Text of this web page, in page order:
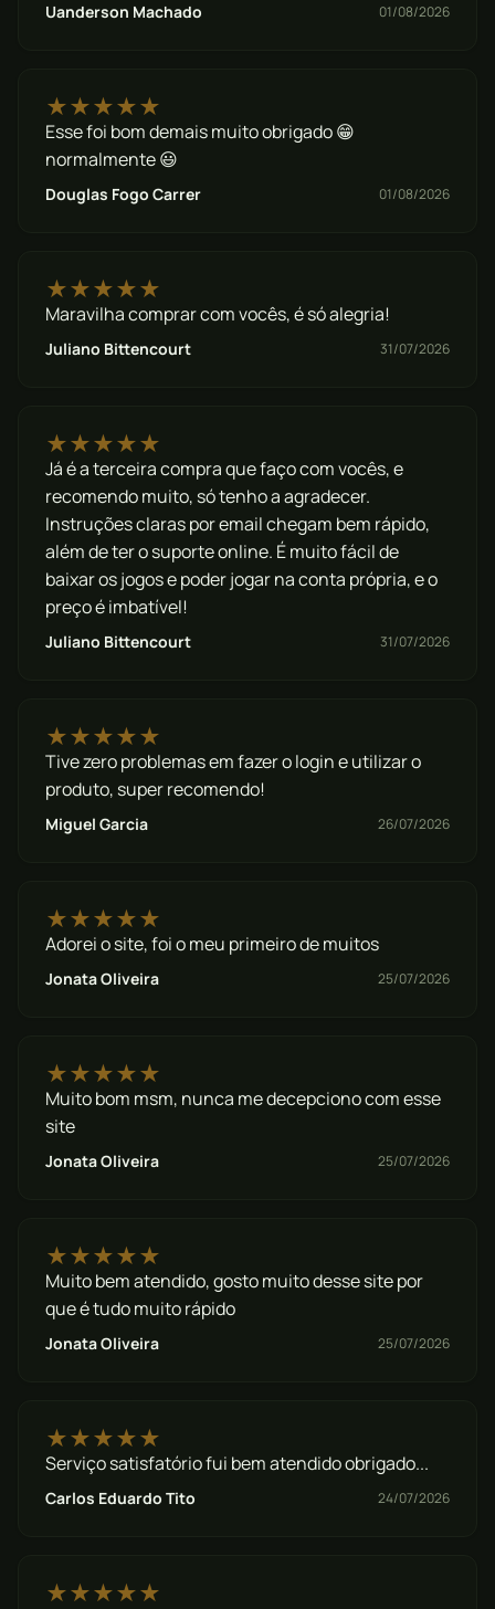
Uanderson Machado 01/08/2026
★★★★★
Esse foi bom demais muito obrigado 😁
normalmente 😃
Douglas Fogo Carrer 01/08/2026
★★★★★
Maravilha comprar com vocês, é só alegria!
Juliano Bittencourt 31/07/2026
★★★★★
Já é a terceira compra que faço com vocês, e
recomendo muito, só tenho a agradecer.
Instruções claras por email chegam bem rápido,
além de ter o suporte online. É muito fácil de
baixar os jogos e poder jogar na conta própria, e o
preço é imbatível!
Juliano Bittencourt 31/07/2026
★★★★★
Tive zero problemas em fazer o login e utilizar o
produto, super recomendo!
Miguel Garcia 26/07/2026
★★★★★
Adorei o site, foi o meu primeiro de muitos
Jonata Oliveira 25/07/2026
★★★★★
Muito bom msm, nunca me decepciono com esse
site
Jonata Oliveira 25/07/2026
★★★★★
Muito bem atendido, gosto muito desse site por
que é tudo muito rápido
Jonata Oliveira 25/07/2026
★★★★★
Serviço satisfatório fui bem atendido obrigado...
Carlos Eduardo Tito 24/07/2026
★★★★★